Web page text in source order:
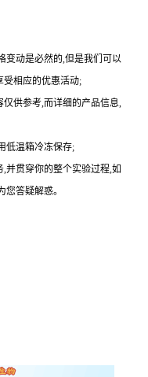
变动是必然的,但是我们可以
受相应的优惠活动;
供参考,而详细的产品信息,
低温箱冷冻保存;
并贯穿你的整个实验过程,如
答疑解惑。